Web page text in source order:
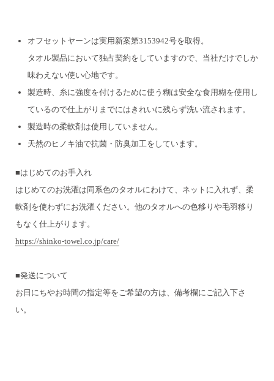
オフセットヤーンは実用新案第3153942号を取得。
タオル製品において独占契約をしていますので、当社だけでしか
味わえない使い心地です。
製造時、糸に強度を付けるために使う糊は安全な食用糊を使用し
ているので仕上がりまでにはきれいに残らず洗い流されます。
製造時の柔軟剤は使用していません。
天然のヒノキ油で抗菌・防臭加工をしています。
■はじめてのお手入れ
はじめてのお洗濯は同系色のタオルにわけて、ネットに入れず、柔
軟剤を使わずにお洗濯ください。 他のタオルへの色移りや毛羽移り
もなく仕上がります。
https://shinko-towel.co.jp/care/
■発送について
お日にちやお時間の指定等をご希望の方は、備考欄にご記入下さ
い。